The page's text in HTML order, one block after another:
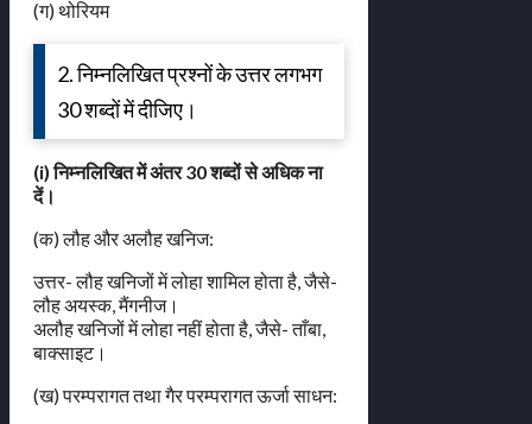
(ग) थोरियम
2. निम्नलिखित प्रश्नों के उत्तर लगभग
30 शब्दों में दीजिए।
(i) निम्नलिखित में अंतर 30 शब्दों से अधिक ना
दें।
(क) लौह और अलौह खनिज:
उत्तर- लौह खनिजों में लोहा शामिल होता है, जैसे-
लौह अयस्क, मैंगनीज।
अलौह खनिजों में लोहा नहीं होता है, जैसे- ताँबा,
बाक्साइट।
(ख) परम्परागत तथा गैर परम्परागत ऊर्जा साधन: